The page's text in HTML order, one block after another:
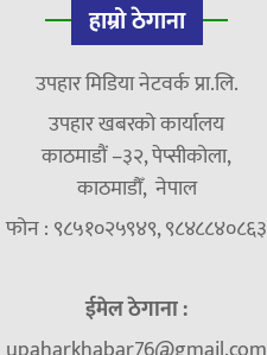
हाम्रो ठेगाना
उपहार मिडिया नेटवर्क प्रा.लि.
उपहार खबरको कार्यालय
काठमाडौं –३२, पेप्सीकोला,
काठमाडौँ, नेपाल
फोन : ९८५१०२५९४९, ९८४८८४०८६३
ईमेल ठेगाना :